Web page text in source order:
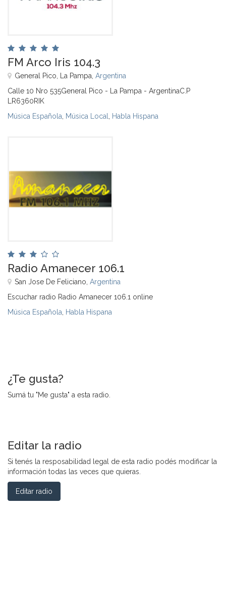
FM Arco Iris 104.3
General Pico, La Pampa, Argentina
Calle 10 Nro 535General Pico - La Pampa - ArgentinaC.P
LR6360RIK
Música Española Música Local Habla Hispana
Radio Amanecer 106.1
San Jose De Feliciano, Argentina
Escuchar radio Radio Amanecer 106.1 online
Música Española Habla Hispana
¿Te gusta?
Sumá tu "Me gusta" a esta radio.
Editar la radio
Si tenés la resposabilidad legal de esta radio podés modificar la
información todas las veces que quieras.
Editar radio